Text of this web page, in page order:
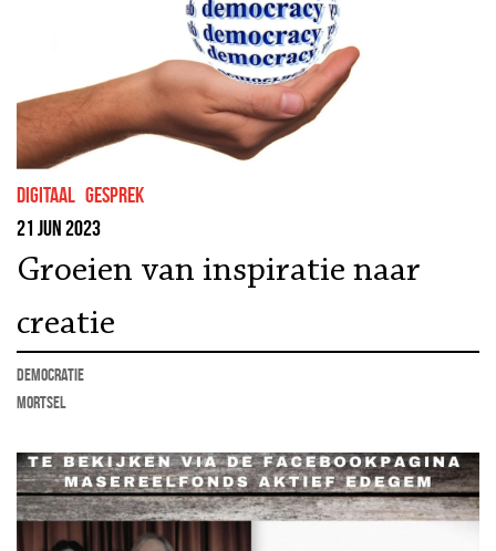
Digitaal gesprek
21 jun 2023
Groeien van inspiratie naar
creatie
democratie
Mortsel